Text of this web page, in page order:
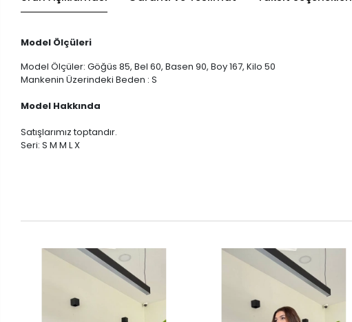
Model Ölçüleri
Model Ölçüler: Göğüs 85, Bel 60, Basen 90, Boy 167, Kilo 50
Mankenin Üzerindeki Beden : S
Model Hakkında
Satışlarımız toptandır.
Seri: S M M L X